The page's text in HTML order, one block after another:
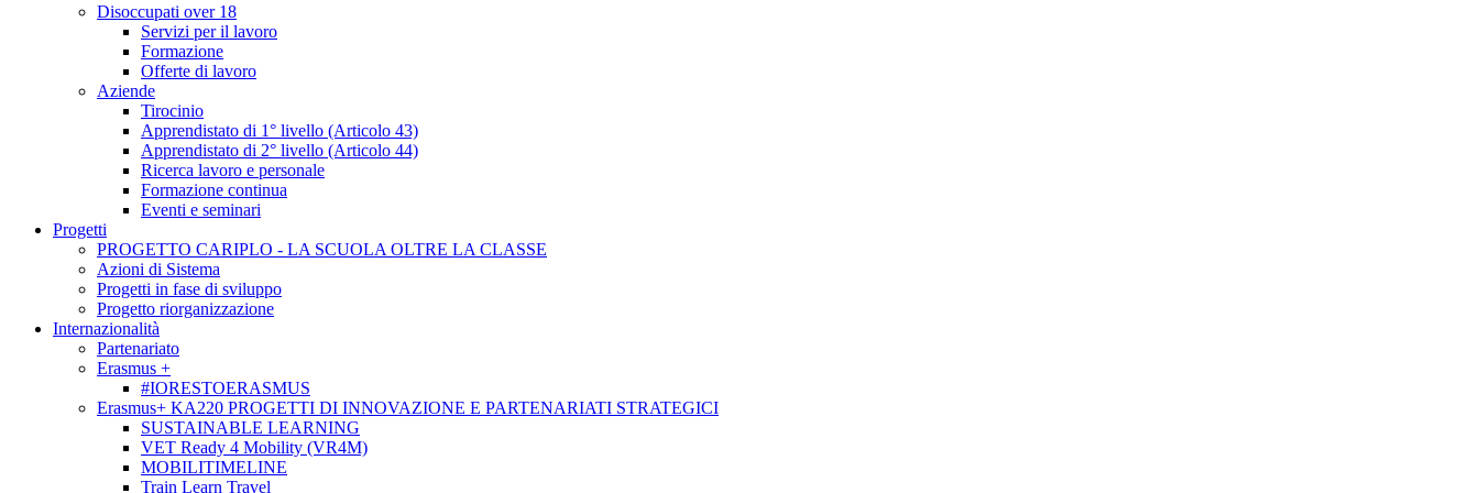
Disoccupati over 18
Servizi per il lavoro
Formazione
Offerte di lavoro
Aziende
Tirocinio
Apprendistato di 1° livello (Articolo 43)
Apprendistato di 2° livello (Articolo 44)
Ricerca lavoro e personale
Formazione continua
Eventi e seminari
Progetti
PROGETTO CARIPLO - LA SCUOLA OLTRE LA CLASSE
Azioni di Sistema
Progetti in fase di sviluppo
Progetto riorganizzazione
Internazionalità
Partenariato
Erasmus +
#IORESTOERASMUS
Erasmus+ KA220 PROGETTI DI INNOVAZIONE E PARTENARIATI STRATEGICI
SUSTAINABLE LEARNING
VET Ready 4 Mobility (VR4M)
MOBILITIMELINE
Train Learn Travel